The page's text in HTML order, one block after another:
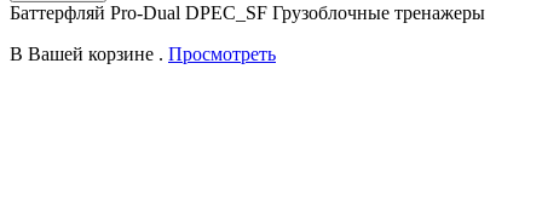
Баттерфляй Pro-Dual DPEC_SF Грузоблочные тренажеры
В Вашей корзине . Просмотреть